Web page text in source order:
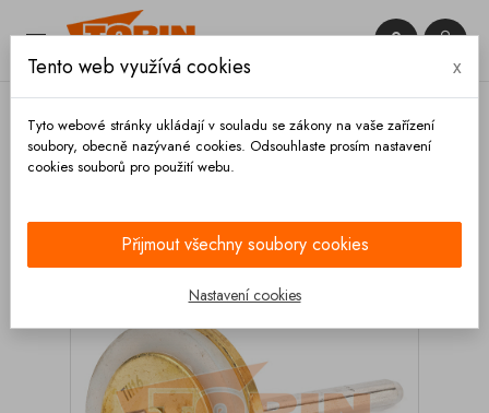
 

Tento web využívá cookies x
Tyto webové stránky ukládají v souladu se zákony na vaše zařízení
soubory, obecně nazývané cookies. Odsouhlaste prosím nastavení
cookies souborů pro použití webu.
Přijmout všechny soubory cookies
Nastavení cookies